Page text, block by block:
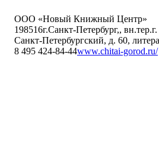
ООО «Новый Книжный Центр»
198516г.Санкт-Петербург,,
Санкт-Петербургский, д. 60,
8 495 424-84-44www.chitai-gorod.ru/